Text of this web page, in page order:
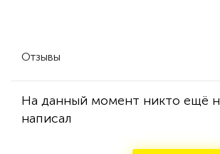
Отзывы
На данный момент никто ещё
написал